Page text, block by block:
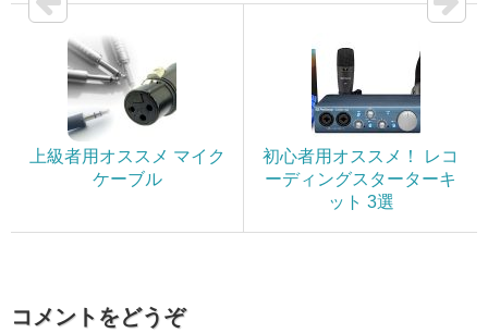
上級者用オススメ マイク
ケーブル
初心者用オススメ！ レコ
ーディングスターターキ
ット 3選
コメントをどうぞ